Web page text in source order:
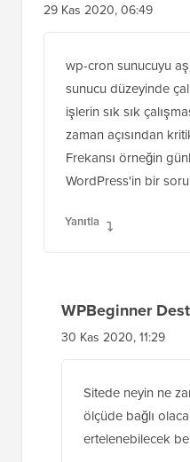
Paul Barrett
29 Kas 2020, 06:49
wp-cron sunucuyu
sunucu düzeyinde
işlerin sık sık
zaman açısından
Frekansı örneğin
WPBeginner
30 Kas 2020, 11:29
Sitede neyin ne
ölçüde bağlı